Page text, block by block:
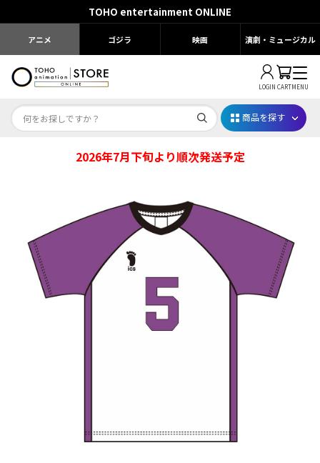
TOHO entertainment ONLINE
アニメ ゴジラ 映画 演劇・ミュージカル
LOGIN CARTMENU
じゅじゅフェス 2026
薬屋のひとりごと 夏の園遊会2026
名探偵コナン
アニメ『僕のヒーローアカデミア』10周年
商品を探す
2026年7月下旬より順次発送予定